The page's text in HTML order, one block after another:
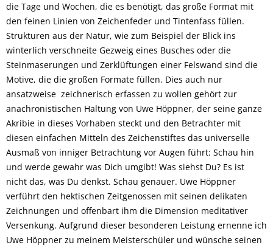
die Tage und Wochen, die es benötigt, das große Format mit
den feinen Linien von Zeichenfeder und Tintenfass füllen.
Strukturen aus der Natur, wie zum Beispiel der Blick ins
winterlich verschneite Gezweig eines Busches oder die
Steinmaserungen und Zerklüftungen einer Felswand sind die
Motive, die die großen Formate füllen. Dies auch nur
ansatzweise zeichnerisch erfassen zu wollen gehört zur
anachronistischen Haltung von Uwe Höppner, der seine ganze
Akribie in dieses Vorhaben steckt und den Betrachter mit
diesen einfachen Mitteln des Zeichenstiftes das universelle
Ausmaß von inniger Betrachtung vor Augen führt: Schau hin
und werde gewahr was Dich umgibt! Was siehst Du? Es ist
nicht das, was Du denkst. Schau genauer. Uwe Höppner
verführt den hektischen Zeitgenossen mit seinen delikaten
Zeichnungen und offenbart ihm die Dimension meditativer
Versenkung. Aufgrund dieser besonderen Leistung ernenne ich
Uwe Höppner zu meinem Meisterschüler und wünsche seinen